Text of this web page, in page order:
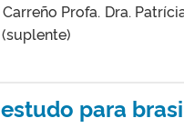
Profa. Dra.
para